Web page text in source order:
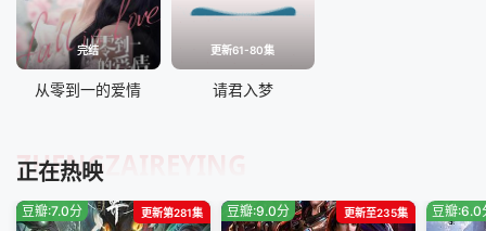
完结
从零到一的爱情
更新61-80集
请君入梦
正在热映
ZHENGZAIREYING
更新第281集
豆瓣:7.0分 更新至235集
豆瓣:9.0分 豆瓣:6.0